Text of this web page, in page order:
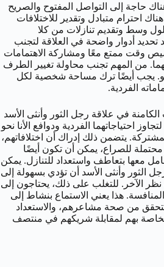
حاجة إلى التواصل المفتوح والصريح
احترام متبادل وتقدير للاختلافات
وسط وتقديم تنازلات من كلا
تحديد أدوار واضحة في العلاقة لتجنب
وقت ممتع معًا ومشاركة الاهتمامات
من المهم تجنب محاولة تغيير الطرف
هو. يجب أيضًا ترك مساحة شخصية لكل
الفردية.
في علاقة رجل الثور وأنثى الأسد
احتياجاتهما الفردية ودوافع الأنا نحو
يتضمن ذلك إدراك أن اختلافاتهم،
للصراع، يمكن أن تكون أيضًا
معها بتعاطف واستعداد للتنازل. يمكن
الثور وأنثى الأسد أن تؤدي بسهولة إلى
نظر الآخر. للتغلب على ذلك، يحتاجون إلى
هذا يعني الاستماع بنشاط إلى
من صحة مشاعرهم، والاستعداد
بهم لمقابلة شريكهم في منتصف